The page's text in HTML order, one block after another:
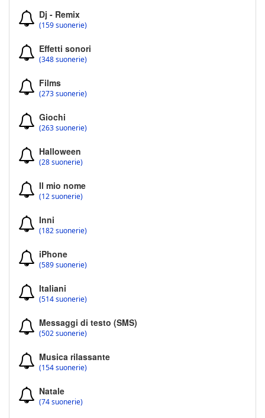
Dj - Remix
(159 suonerie)
Effetti sonori
(348 suonerie)
Films
(273 suonerie)
Giochi
(263 suonerie)
Halloween
(28 suonerie)
Il mio nome
(12 suonerie)
Inni
(182 suonerie)
iPhone
(589 suonerie)
Italiani
(514 suonerie)
Messaggi di testo (SMS)
(502 suonerie)
Musica rilassante
(154 suonerie)
Natale
(74 suonerie)